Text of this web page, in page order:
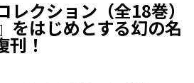
レクション（全18巻）
をはじめとする幻の名
刊！